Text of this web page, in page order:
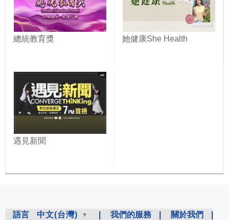
總統教育獎 她健康She Health
遇見新聞
語言 中文(台灣) 我們的服務 關於我們